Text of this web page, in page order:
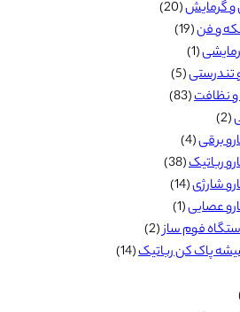
گرمایش(20)
و فن(19)
(1)
تندرستی(5)
نظافت(83)
(2)
برقی(4)
رباتیک(38)
شارژی(14)
عصایی(1)
فوم ساز(2)
پاک کن رباتیک(14)